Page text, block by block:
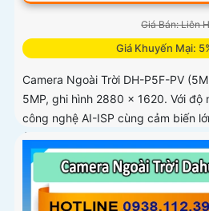
Giá Bán: Liên
Giá Khuyến Mại:
Camera Ngoài Trời DH-P5F-PV
5MP, ghi hình 2880 × 1620. Với độ
công nghệ AI-ISP cùng cảm biến
ảnh vượt trội cả ngày lẫn đêm